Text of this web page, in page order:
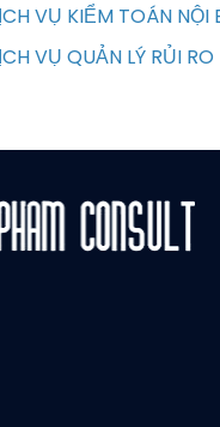
VỤ KIỂM TOÁN NỘI
VỤ QUẢN LÝ RỦI RO